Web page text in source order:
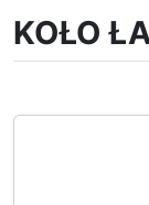
KOŁO